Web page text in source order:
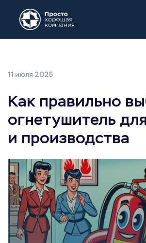
11 июля 2025
Как правильно
огнетушитель
и производства